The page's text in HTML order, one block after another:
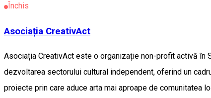
Închis
Asociația CreativAct
Asociația CreativAct este o organizație non-profit activă
dezvoltarea sectorului cultural independent, oferind un
proiecte prin care aduce arta mai aproape de comunitatea